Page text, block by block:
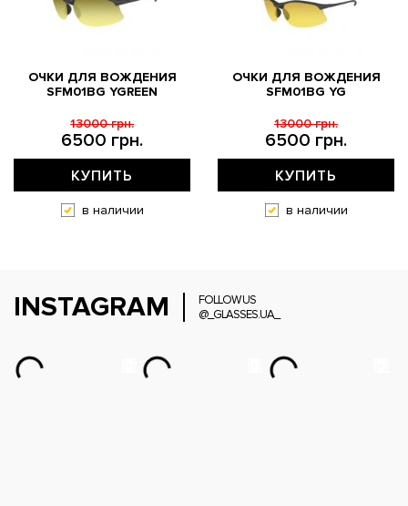
ОЧКИ ДЛЯ ВОЖДЕНИЯ
SFM01BG YGREEN
6500 грн.
13000 грн.
КУПИТЬ
в наличии
ОЧКИ ДЛЯ ВОЖДЕНИЯ
SFM01BG YG
6500 грн.
13000 грн.
КУПИТЬ
в наличии
INSTAGRAM
FOLLOW US
@_GLASSES.UA_